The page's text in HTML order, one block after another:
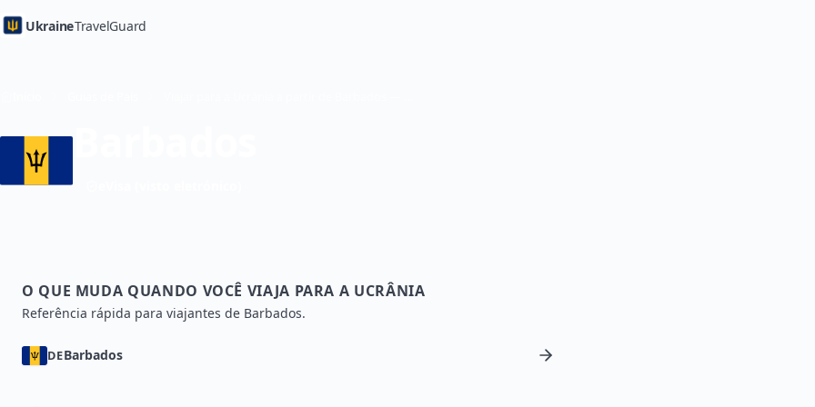
UkraineTravelGuard
O QUE MUDA QUANDO VOCÊ VIAJA PARA A UCRÂNIA
Referência rápida para viajantes de Barbados.
DEBarbados